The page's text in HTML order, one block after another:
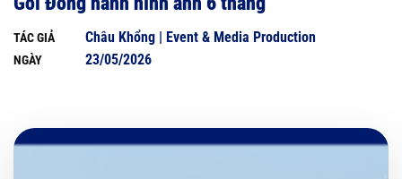
TÁC GIẢ Châu Khổng | Event & Media Production
NGÀY 23/05/2026